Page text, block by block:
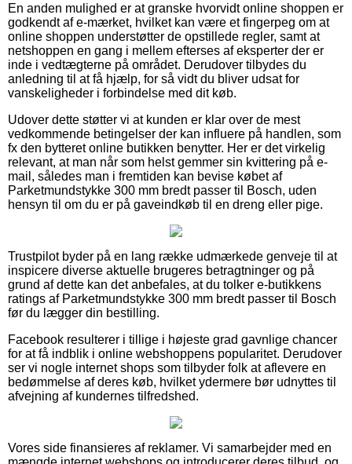
En anden mulighed er at granske hvorvidt online shoppen er
godkendt af e-mærket, hvilket kan være et fingerpeg om at
online shoppen understøtter de opstillede regler, samt at
netshoppen en gang i mellem efterses af eksperter der er
inde i vedtægterne på området. Derudover tilbydes du
anledning til at få hjælp, for så vidt du bliver udsat for
vanskeligheder i forbindelse med dit køb.
Udover dette støtter vi at kunden er klar over de mest
vedkommende betingelser der kan influere på handlen, som
fx den bytteret online butikken benytter. Her er det virkelig
relevant, at man når som helst gemmer sin kvittering på e-
mail, således man i fremtiden kan bevise købet af
Parketmundstykke 300 mm bredt passer til Bosch, uden
hensyn til om du er på gaveindkøb til en dreng eller pige.
Trustpilot byder på en lang række udmærkede genveje til at
inspicere diverse aktuelle brugeres betragtninger og på
grund af dette kan det anbefales, at du tolker e-butikkens
ratings af Parketmundstykke 300 mm bredt passer til Bosch
før du lægger din bestilling.
Facebook resulterer i tillige i højeste grad gavnlige chancer
for at få indblik i online webshoppens popularitet. Derudover
ser vi nogle internet shops som tilbyder folk at aflevere en
bedømmelse af deres køb, hvilket ydermere bør udnyttes til
afvejning af kundernes tilfredshed.
Vores side finansieres af reklamer. Vi samarbejder med en